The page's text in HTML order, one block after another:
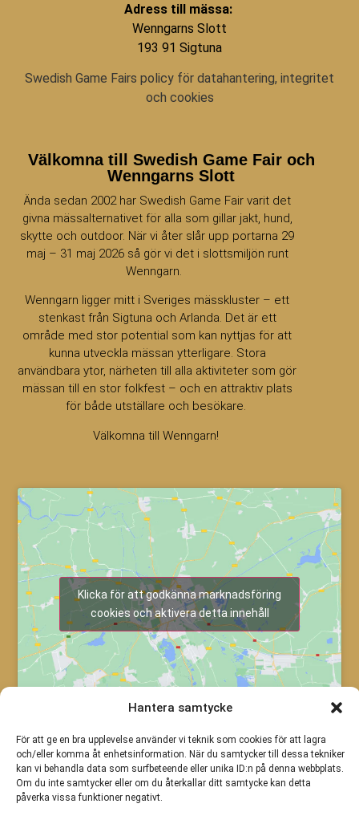
Hantera samtycke
För att ge en bra upplevelse använder vi teknik som cookies för att lagra
och/eller komma åt enhetsinformation. När du samtycker till dessa tekniker
kan vi behandla data som surfbeteende eller unika ID:n på denna webbplats.
Om du inte samtycker eller om du återkallar ditt samtycke kan detta
påverka vissa funktioner negativt.
Adress till mässa:
Wenngarns Slott
193 91 Sigtuna
Swedish Game Fairs policy för datahantering, integritet
och cookies
Välkomna till Swedish Game Fair och
Wenngarns Slott
Ända sedan 2002 har Swedish Game Fair varit det
givna mässalternativet för alla som gillar jakt, hund,
skytte och outdoor. När vi åter slår upp portarna 29
maj – 31 maj 2026 så gör vi det i slottsmiljön runt
Wenngarn.
Wenngarn ligger mitt i Sveriges mässkluster – ett
stenkast från Sigtuna och Arlanda. Det är ett
område med stor potential som kan nyttjas för att
kunna utveckla mässan ytterligare. Stora
användbara ytor, närheten till alla aktiviteter som gör
mässan till en stor folkfest – och en attraktiv plats
för både utställare och besökare.
Välkomna till Wenngarn!
Klicka för att godkänna marknadsföring
cookies och aktivera detta innehåll